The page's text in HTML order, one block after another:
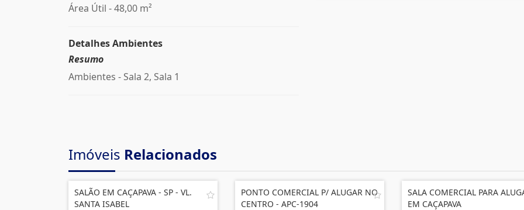
Área Útil - 48,00 m²
Detalhes Ambientes
Resumo
Ambientes - Sala 2, Sala 1
Imóveis Relacionados
SALÃO EM CAÇAPAVA - SP - VL.
SANTA ISABEL
PONTO COMERCIAL P/ ALUGAR NO
CENTRO - APC-1904
SALA COMERCIAL PARA
EM CAÇAPAVA